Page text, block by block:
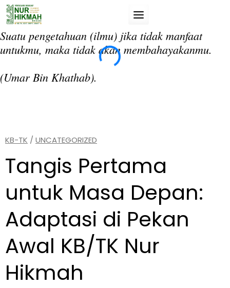
Skip
Suatu pengetahuan (ilmu) jika tidak manfaat
untukmu, maka tidak akan membahayakanmu.
(Umar Bin Khathab).
KB-TK / UNCATEGORIZED
Tangis Pertama
untuk Masa Depan:
Adaptasi di Pekan
Awal KB/TK Nur
Hikmah